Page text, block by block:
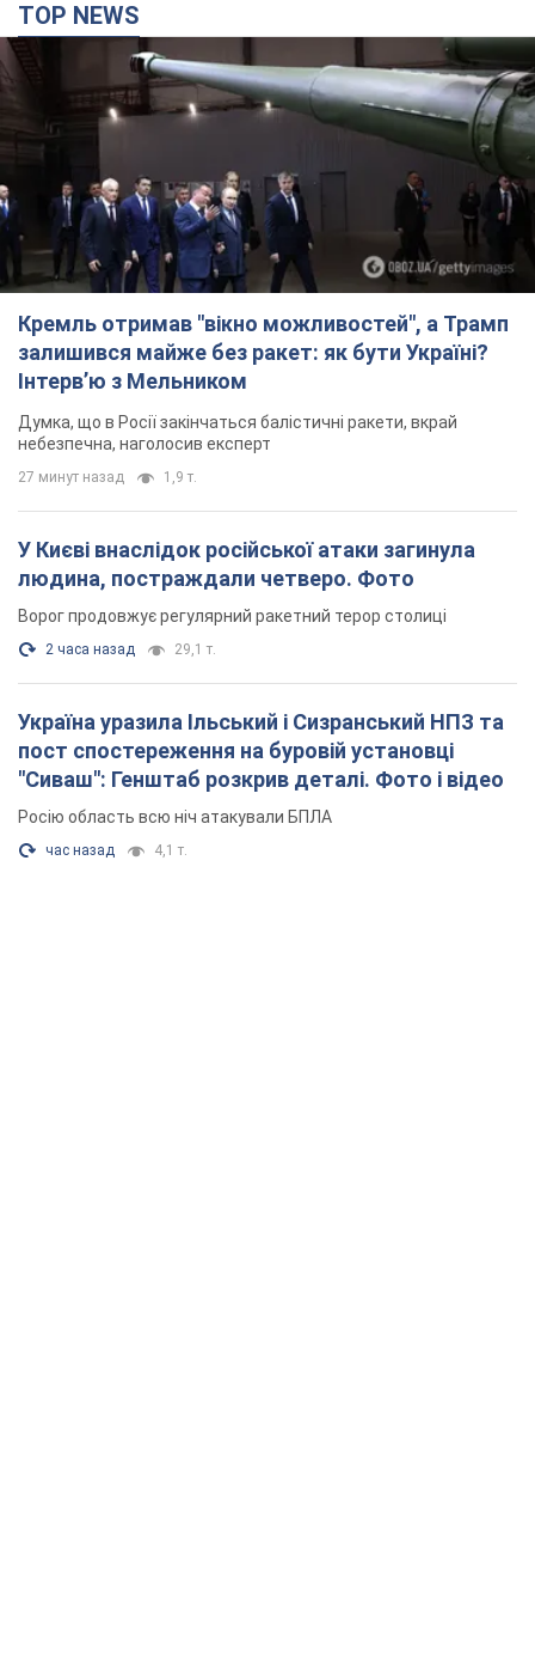
TOP NEWS
Кремль отримав "вікно можливостей", а Трамп
залишився майже без ракет: як бути Україні?
Інтерв’ю з Мельником
Думка, що в Росії закінчаться балістичні ракети, вкрай
небезпечна, наголосив експерт
27 минут назад 1,9 т.
У Києві внаслідок російської атаки загинула
людина, постраждали четверо. Фото
Ворог продовжує регулярний ракетний терор столиці
2 часа назад 29,1 т.
Україна уразила Ільський і Сизранський НПЗ та
пост спостереження на буровій установці
"Сиваш": Генштаб розкрив деталі. Фото і відео
Росію область всю ніч атакували БПЛА
час назад 4,1 т.